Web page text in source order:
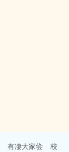
有凄大家尝 校